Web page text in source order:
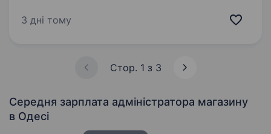
сім'ї A.S. Watson Group: найбільшої у світі
3 дні тому
Стор. 1 з 3
Середня зарплата адміністратора магазину
в Одесі